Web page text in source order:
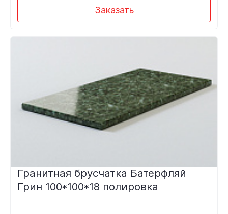
Заказать
Гранитная брусчатка Батерфляй
Грин 100*100*18 полировка